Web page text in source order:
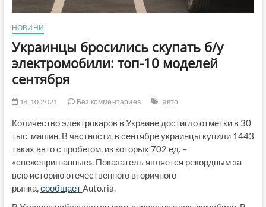
НОВИНИ
Украинцы бросились скупать б/у
электромобили: топ-10 моделей
сентября
14.10.2021 Без комментариев авто
Количество электрокаров в Украине достигло отметки в 30
тыс. машин. В частности, в сентябре украинцы купили 1443
таких авто с пробегом, из которых 702 ед. –
«свежепригнанные». Показатель является рекордным за
всю историю отечественного вторичного
рынка,сообщаетAuto.ria.